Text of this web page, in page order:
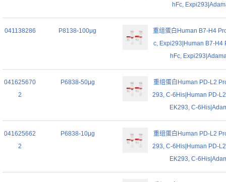
hFc,
041138286 P8138-100μg
重组蛋白Human B7-H4
c, Expi293|Human B7-H4
hFc,
041625670
2
P6838-50μg
重组蛋白Human PD-L2
293, C-6His|Human PD-
EK293, C-
041625662
2
P6838-10μg
重组蛋白Human PD-L2
293, C-6His|Human PD-
EK293, C-